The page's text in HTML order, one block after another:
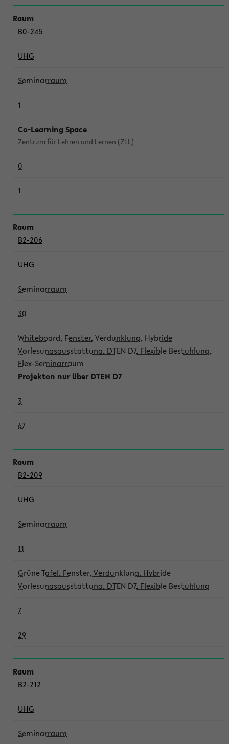
B0-245
UHG
Seminarraum
1
Co-Learning Space
Zentrum für Lehren und Lernen (ZLL)
0
1
B2-206
UHG
Seminarraum
30
Whiteboard, Fenster, Verdunklung, Hybride
Vorlesungsausstattung, DTEN D7, Flexible Bestuhlung,
Flex-Seminarraum
Projekton nur über DTEN D7
3
67
B2-209
UHG
Seminarraum
11
Grüne Tafel, Fenster, Verdunklung, Hybride
Vorlesungsausstattung, DTEN D7, Flexible Bestuhlung
7
29
B2-212
UHG
Seminarraum